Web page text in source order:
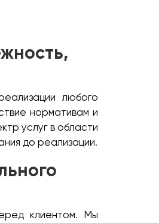
любого
нормативам и
услуг в области
до реализации.
клиентом. Мы